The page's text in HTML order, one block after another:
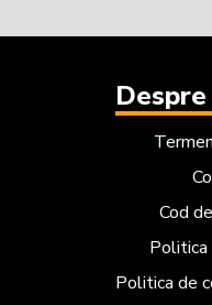
Cod
Politica
Politica de